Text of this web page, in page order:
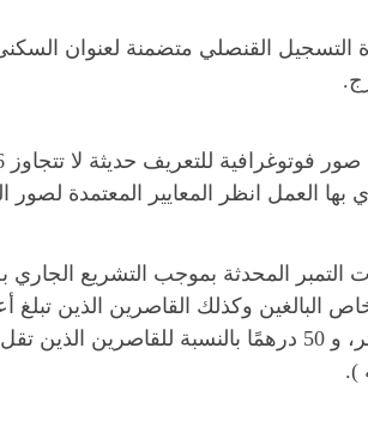
التسجيل القنصلي متضمنة لعنوان السكنى
بها العمل انظر المعايير المعتمدة لصور
).